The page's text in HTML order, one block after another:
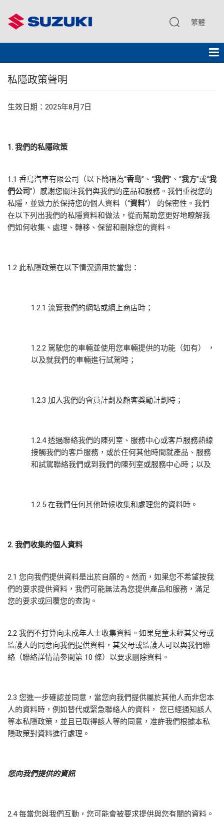
繁體
私隱政策聲明
生效日期：2025年8月7日
1. 我們的私隱政策
1.1 香島汽車有限公司（以下簡稱為“香島”、“我們”、“我方”或“我
們公司”）感謝您關注我們與我們的産品和服務。我們重視您的
私隱，並致力於保持您的個人資料（“資料”） 的保密性。我們
在以下列出我們的私隱資料和做法，從而幫助您更好地瞭解我
們如何收集、處理、轉移、保留和刪除您的資料。
1.2 此私隱政策在以下情況適用於當您：
1.2.1 流覽我們的網站或網上商店時；
1.2.2 駕駛您的車輛並使用您車輛提供的功能（如有） ，
以及就我們的車輛進行試駕時；
1.2.3 加入我們的會員計劃及顧客獎勵計劃時；
1.2.4 透過聯絡我們的陳列室、服務中心或客戶服務熱線
接觸我們的客戶服務，或於任何其他時間就產品、服務
和試駕聯絡我們或到我們的陳列室或服務中心時；以及
1.2.5 在我們任何其他時候收集和處理您的資料時。
2. 我們收集的個人資料
2.1 您向我們提供資料是出於自願的。然而，如果您不希望按我
們的要求提供資料，我們可能無法為您提供產品和服務，滿足
您的要求或回覆您的查詢。
2.2 我們不打算向未成年人士收集資料。如果兒童未經其父母或
監護人的同意向我們提供資料，其父母或監護人可以與我們聯
絡（聯絡詳情請參閲第 10 條）以要求刪除資料。
2.3 您進一步確認並同意，當您向我們提供屬於其他人而非您本
人的資料時，例如替代或緊急聯絡人的資料， 您已經通知該人
等本私隱政策，並且已取得該人等的同意，准許我們根據本私
隱政策對資料進行處理。
您向我們提供的資訊
2.4 每當您與我們互動，您可能會被要求提供與您有關的資料。